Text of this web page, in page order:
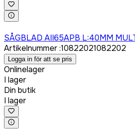
SÅGBLAD AII65APB L:40MM
Artikelnummer:10822021082202
Logga in för att se pris
Onlinelager
I lager
Din butik
I lager